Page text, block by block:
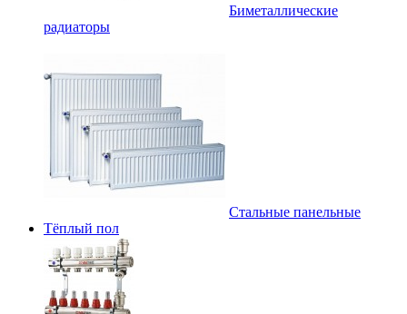
Биметаллические
радиаторы
Стальные панельные
Тёплый пол